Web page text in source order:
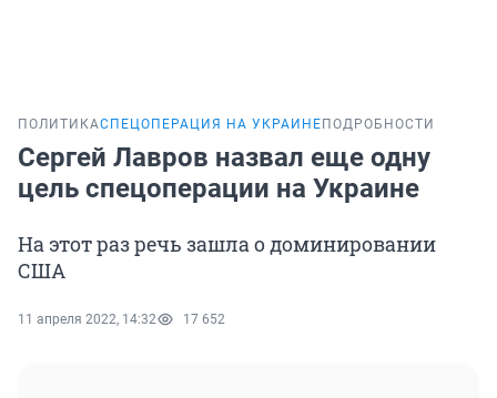
ПОЛИТИКАСПЕЦОПЕРАЦИЯ НА УКРАИНЕ ПОДРОБНОСТИ
Сергей Лавров назвал еще одну
цель спецоперации на Украине
На этот раз речь зашла о доминировании
США
11 апреля 2022, 14:32 17 652